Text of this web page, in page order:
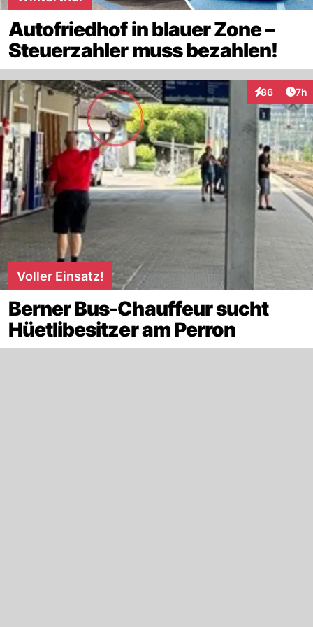
Autofriedhof in blauer Zone –
Steuerzahler muss bezahlen!
86
Interaktionen
7h
Voller Einsatz!
Berner Bus-Chauffeur sucht
Hüetlibesitzer am Perron